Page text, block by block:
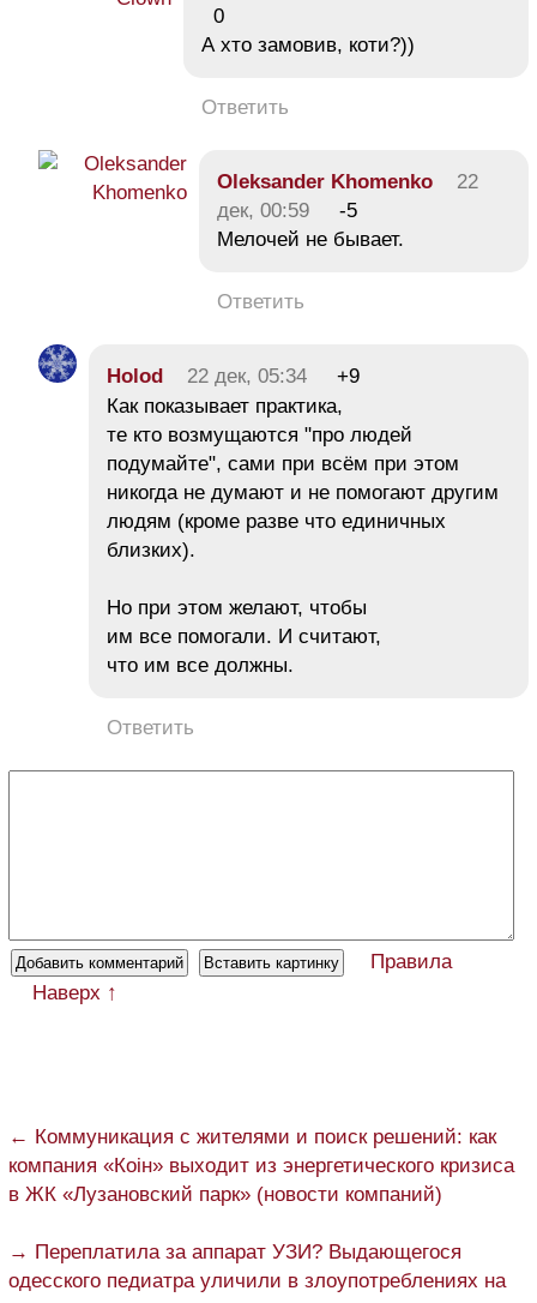
0
А хто замовив, коти?))
Ответить
Oleksander Khomenko
22
дек, 00:59
-5
Мелочей не бывает.
Ответить
Holod 22 дек, 05:34
+9
Как показывает практика,
те кто возмущаются "про людей
подумайте", сами при всём при этом
никогда не думают и не помогают другим
людям (кроме разве что единичных
близких).
Но при этом желают, чтобы
им все помогали. И считают,
что им все должны.
Ответить
Правила
Наверх ↑
← Коммуникация с жителями и поиск решений: как
компания «Коін» выходит из энергетического кризиса
в ЖК «Лузановский парк» (новости компаний)
→ Переплатила за аппарат УЗИ? Выдающегося
одесского педиатра уличили в злоупотреблениях на